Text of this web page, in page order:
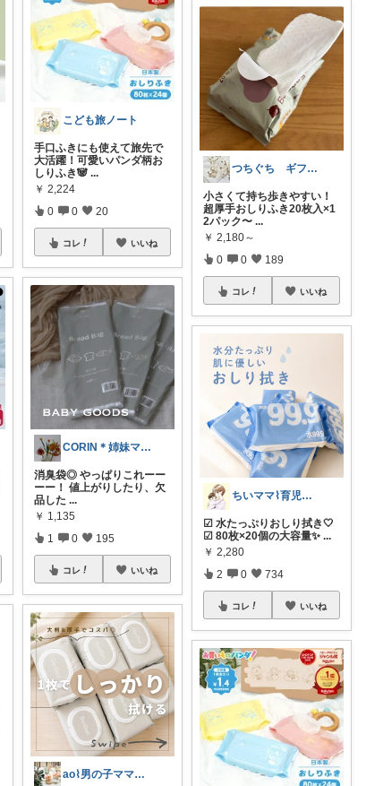
こども旅ノート
手口ふきにも使えて旅先で
大活躍！可愛いパンダ柄お
しりふき🐼...
￥ 2,224
0 0 20
コレ いいね
CORIN＊姉妹ママ＊ぜんぶオリ写＊
消臭袋◎ やっぱりこれーー
ーー！ 値上がりしたり、欠
品した ...
￥ 1,135
1 0 195
コレ いいね
ao⌇男の子ママの暮らし
つちぐち ギフト*暮らし
小さくて持ち歩きやすい！
超厚手おしりふき20枚入×1
2パック〜 ...
￥ 2,180～
0 0 189
コレ いいね
ちいママ⌇育児グッズ𖤣𖥧𖥣𖡡
☑︎ 水たっぷりおしり拭き🤍
☑︎ 80枚×20個の大容量✨...
￥ 2,280
2 0 734
コレ いいね